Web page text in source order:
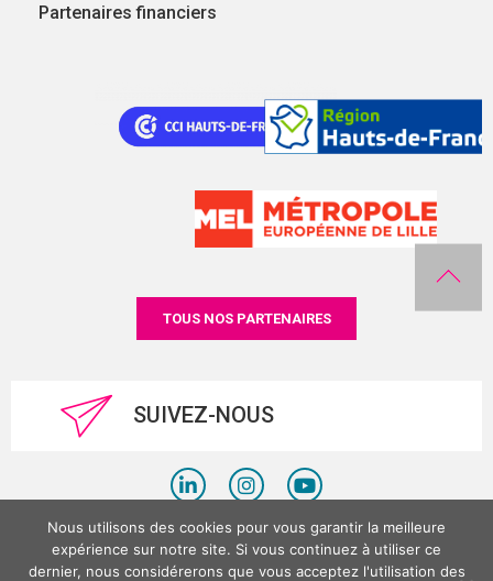
Partenaires financiers
TOUS NOS PARTENAIRES
SUIVEZ-NOUS
Politique de confidentialité
Mentions légales
Nous utilisons des cookies pour vous garantir la meilleure
expérience sur notre site. Si vous continuez à utiliser ce
dernier, nous considérerons que vous acceptez l'utilisation des